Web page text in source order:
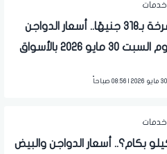
خدمات
الفرخة بـ318 جنيهًا.. أسعار الدواجن
30 مايو 2026 بالأسواق
30 مايو 2026 | 08:56 صباحاً
خدمات
بكام؟.. أسعار الدواجن والبيض